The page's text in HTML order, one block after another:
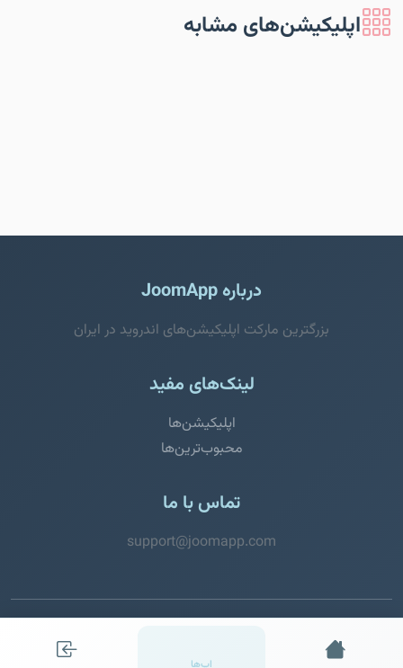
اپلیکیشن‌های مشابه
درباره JoomApp
بزرگترین مارکت اپلیکیشن‌های اندروید در ایران
لینک‌های مفید
اپلیکیشن‌ها
محبوب‌ترین‌ها
تماس با ما
support@joomapp.com
© 2026 JoomApp. تمامی حقوق محفوظ است.
اپ‌ها